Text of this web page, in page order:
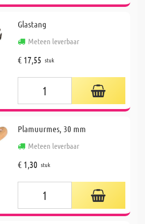
Glastang
Meteen leverbaar
€ 17,55 stuk
Plamuurmes, 30 mm
Meteen leverbaar
€ 1,30 stuk